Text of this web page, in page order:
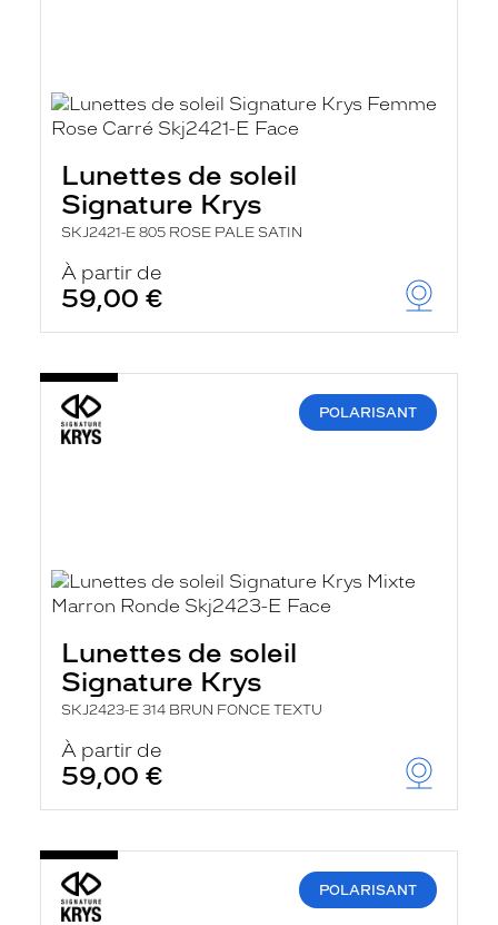
Lunettes de soleil
Signature Krys
SKJ2421-E 805 ROSE PALE SATIN
À partir de
59,00 €
POLARISANT
Lunettes de soleil
Signature Krys
SKJ2423-E 314 BRUN FONCE TEXTU
À partir de
59,00 €
POLARISANT